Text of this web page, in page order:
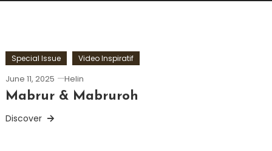
Special Issue Video Inspiratif
June 11, 2025 Helin
Mabrur & Mabruroh
Discover